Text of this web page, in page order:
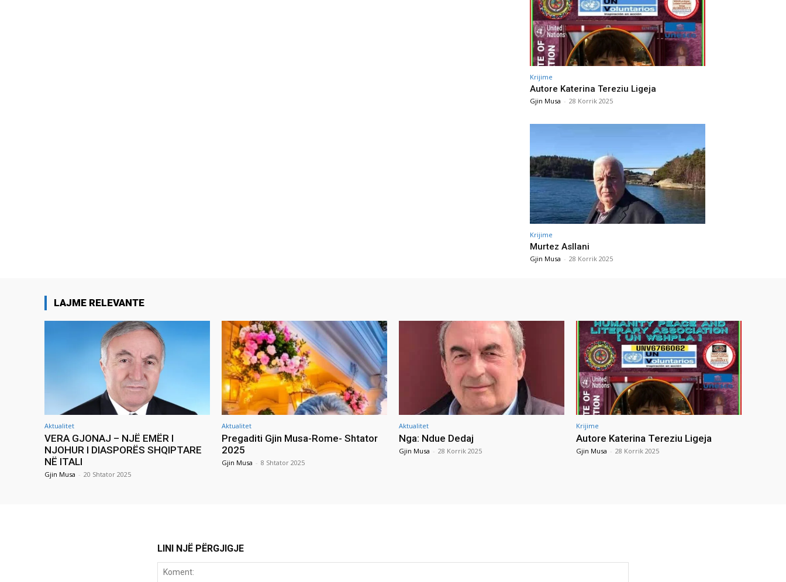
Krijime
Autore Katerina Tereziu Ligeja
Gjin Musa - 28 Korrik 2025
Krijime
Murtez Asllani
Gjin Musa - 28 Korrik 2025
LAJME RELEVANTE
Aktualitet
VERA GJONAJ – NJË EMËR I
NJOHUR I DIASPORËS SHQIPTARE
NË ITALI
Gjin Musa - 20 Shtator 2025
Aktualitet
Pregaditi Gjin Musa-Rome- Shtator
2025
Gjin Musa - 8 Shtator 2025
Aktualitet
Nga: Ndue Dedaj
Gjin Musa - 28 Korrik 2025
Krijime
Autore Katerina Tereziu Ligeja
Gjin Musa - 28 Korrik 2025
LINI NJË PËRGJIGJE